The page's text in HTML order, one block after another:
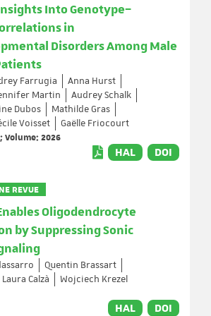
Into Genotype–
in
Disorders Among Male
Farrugia
Anna Hurst
Martin
Audrey Schalk
Dubos
Mathilde Gras
Voisset
Gaëlle Friocourt
Volume: 2026
HAL DOI
REVUE
Oligodendrocyte
by Suppressing Sonic
Quentin Brassart
Laura Calzà
Wojciech Krezel
HAL DOI